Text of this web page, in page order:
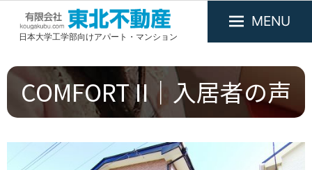
有
会
社
東
日本大学工学部向けアパート・マンション
MENU
COMFORT II｜入居者の声